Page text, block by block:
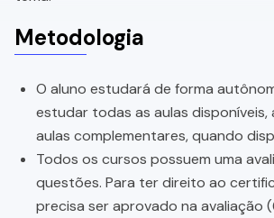
Metodologia
O aluno estudará de forma
estudar todas as aulas disponíveis,
aulas complementares, quando
Todos os cursos possuem uma
questões. Para ter direito ao
precisa ser aprovado na avaliação